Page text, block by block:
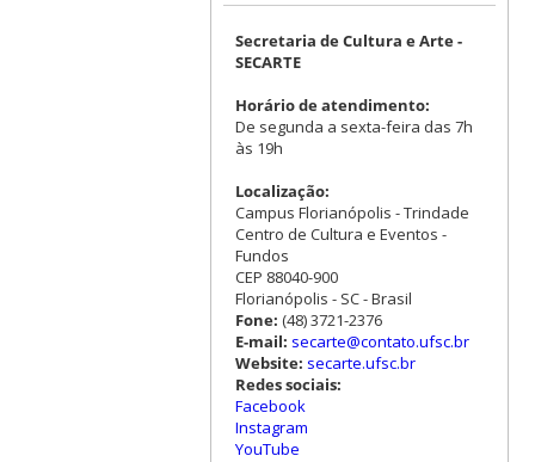
Secretaria de Cultura e Arte -
SECARTE
Horário de atendimento:
De segunda a sexta-feira das 7h
às 19h
Localização:
Campus Florianópolis - Trindade
Centro de Cultura e Eventos -
Fundos
CEP 88040-900
Florianópolis - SC - Brasil
Fone: (48) 3721-2376
E-mail: secarte@contato.ufsc.br
Website: secarte.ufsc.br
Redes sociais:
Facebook
Instagram
YouTube